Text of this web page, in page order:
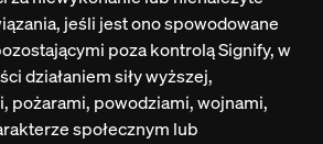
jeśli jest ono spowodowane
poza kontrolą Signify, w
działaniem siły wyższej,
pożarami, powodziami, wojnami,
społecznym lub